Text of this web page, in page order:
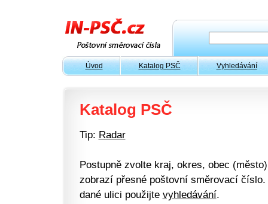
Úvod Katalog PSČ Vyhledávání
Katalog PSČ
Tip: Radar
Postupně zvolte kraj, okres, obec
zobrazí přesné poštovní směrovací
dané ulici použijte vyhledávání.